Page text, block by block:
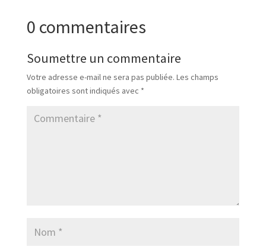
0 commentaires
Soumettre un commentaire
Votre adresse e-mail ne sera pas publiée. Les champs
obligatoires sont indiqués avec *